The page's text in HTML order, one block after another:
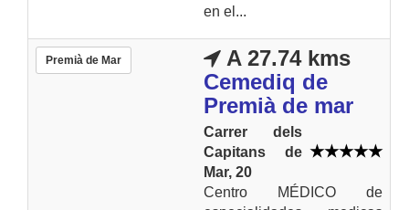
en el...
Premià de Mar
A 27.74 kms
Cemediq de
Premià de mar
Carrer dels
Capitans de
Mar, 20
Centro MÉDICO de